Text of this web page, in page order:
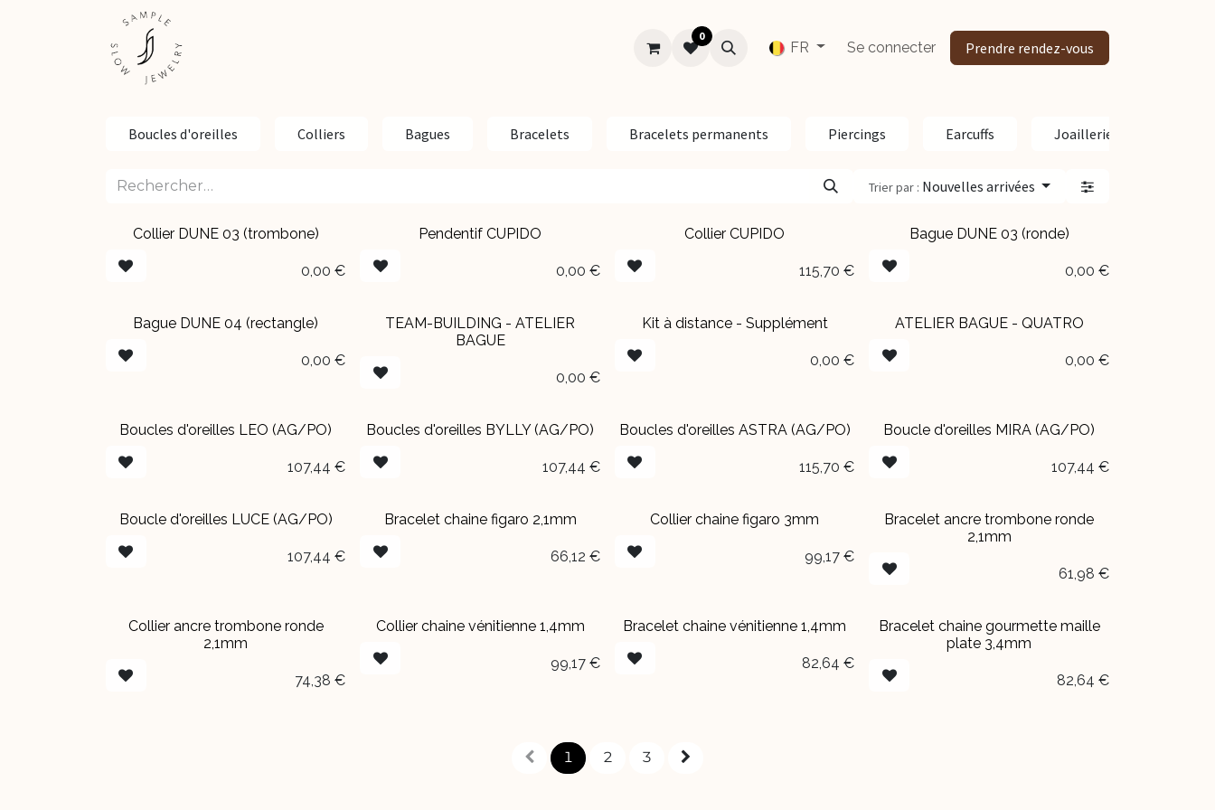
À PROPOS Aide
0
FR Se connecter Prendre rendez-vous
Boucles d'oreilles Colliers Bagues Bracelets Bracelets permanents Piercings Earcuffs Joaillerie
Trier par : Nouvelles arrivées
EN BOUTIQUE
Collier DUNE 03 (trombone)
0,00 €
EN BOUTIQUE
Pendentif CUPIDO
0,00 €
Collier CUPIDO
115,70 €
EN BOUTIQUE
Bague DUNE 03 (ronde)
0,00 €
EN BOUTIQUE
Bague DUNE 04 (rectangle)
0,00 €
TEAM-BUILDING - ATELIER
BAGUE
0,00 €
Exclusivité en ligne
Kit à distance - Supplément
0,00 €
ATELIER BAGUE - QUATRO
0,00 €
Boucles d'oreilles LEO (AG/PO)
107,44 €
Boucles d'oreilles BYLLY (AG/PO)
107,44 €
Boucles d'oreilles ASTRA (AG/PO)
115,70 €
Boucle d'oreilles MIRA (AG/PO)
107,44 €
Boucle d'oreilles LUCE (AG/PO)
107,44 €
Bracelet chaine figaro 2,1mm
66,12 €
Collier chaine figaro 3mm
99,17 €
Bracelet ancre trombone ronde
2,1mm
61,98 €
Collier ancre trombone ronde
2,1mm
74,38 €
Collier chaine vénitienne 1,4mm
99,17€
Bracelet chaine vénitienne 1,4mm
82,64 €
Bracelet chaine gourmette maille
plate 3,4mm
82,64 €
1 2 3